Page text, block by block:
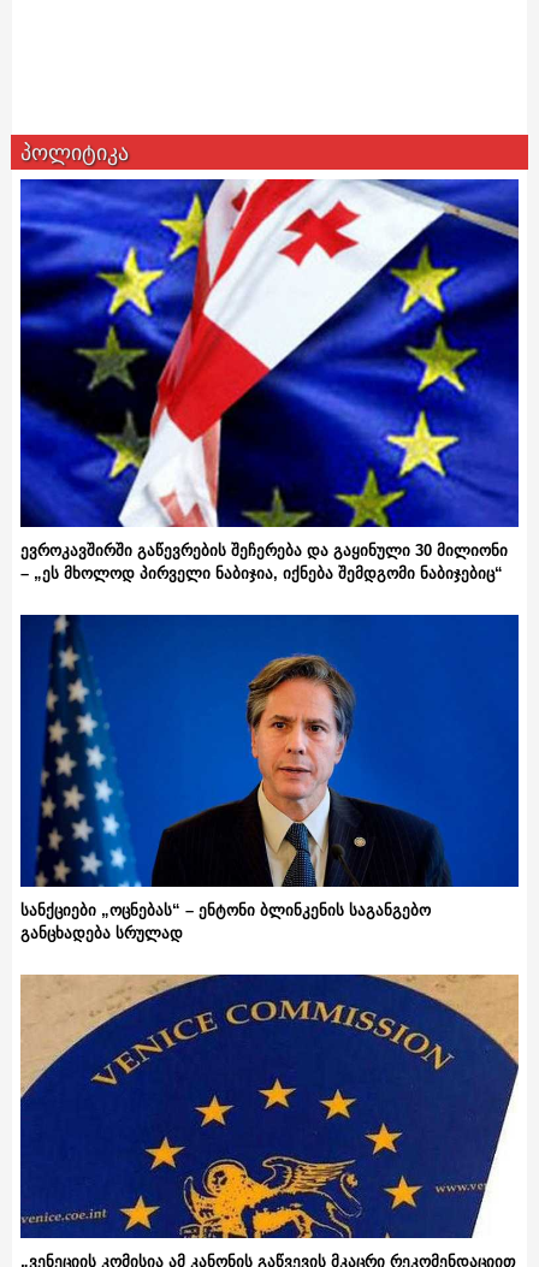
პოლიტიკა
ევროკავშირში გაწევრების შეჩერება და გაყინული 30 მილიონი
– „ეს მხოლოდ პირველი ნაბიჯია, იქნება შემდგომი ნაბიჯებიც“
სანქციები „ოცნებას“ – ენტონი ბლინკენის საგანგებო
განცხადება სრულად
„ვენეციის კომისია ამ კანონის გაწვევის მკაცრი რეკომენდაციით